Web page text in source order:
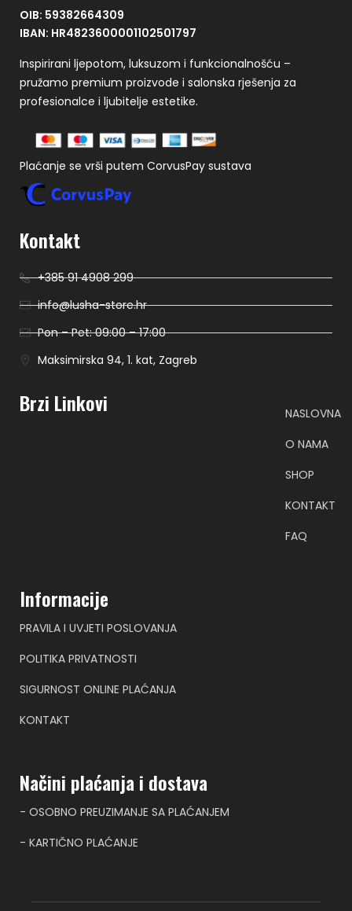
OIB: 59382664309
IBAN: HR4823600001102501797
Inspirirani ljepotom, luksuzom i funkcionalnošću –
pružamo premium proizvode i salonska rješenja za
profesionalce i ljubitelje estetike.
Plaćanje se vrši putem CorvusPay sustava
Kontakt
+385 91 4908 299
info@lusha-store.hr
Pon – Pet: 09:00 – 17:00
Maksimirska 94, 1. kat, Zagreb
Brzi Linkovi
NASLOVNA
O NAMA
SHOP
KONTAKT
FAQ
Informacije
PRAVILA I UVJETI POSLOVANJA
POLITIKA PRIVATNOSTI
SIGURNOST ONLINE PLAĆANJA
KONTAKT
Načini plaćanja i dostava
- OSOBNO PREUZIMANJE SA PLAĆANJEM
- KARTIČNO PLAĆANJE